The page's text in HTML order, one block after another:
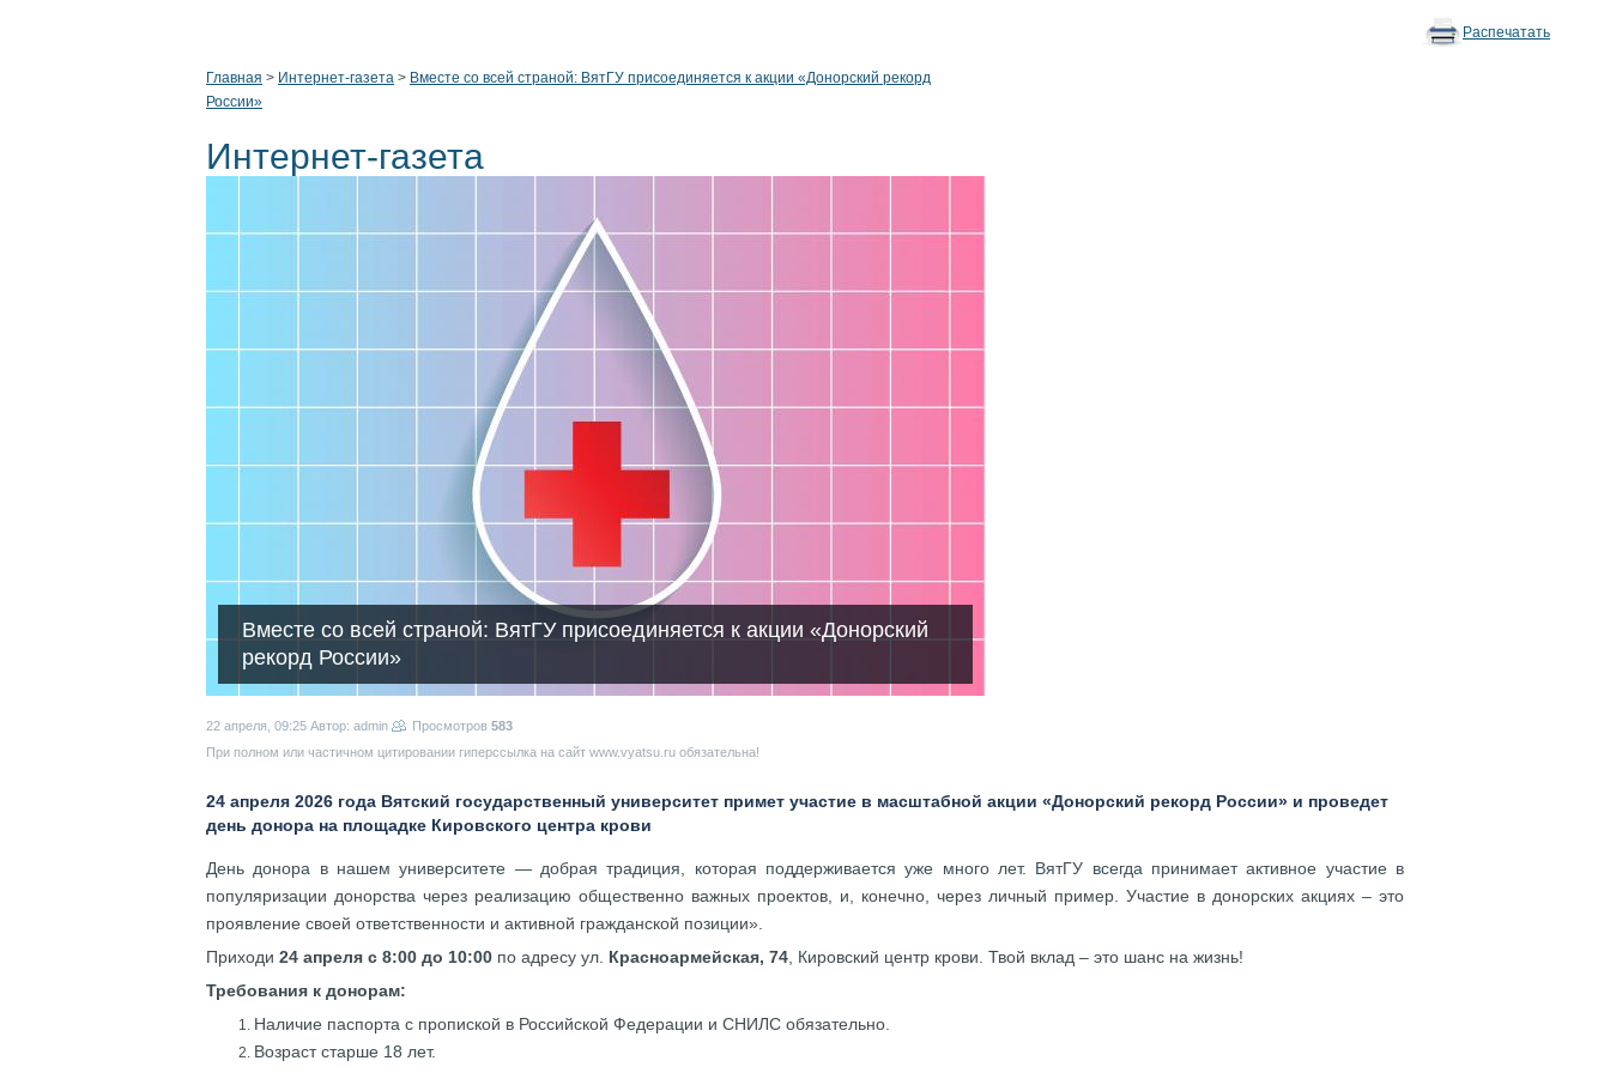
Распечатать
Главная > Интернет-газета > Вместе со всей страной: ВятГУ присоединяется к акции «Донорский рекорд
России»
Интернет-газета
Вместе со всей страной: ВятГУ присоединяется к акции «Донорский
рекорд России»
22 апреля, 09:25 Автор: admin Просмотров 583
При полном или частичном цитировании гиперссылка на сайт www.vyatsu.ru обязательна!
24 апреля 2026 года Вятский государственный университет примет участие в масштабной акции «Донорский рекорд России» и проведет
день донора на площадке Кировского центра крови
День донора в нашем университете — добрая традиция, которая поддерживается уже много лет. ВятГУ всегда принимает активное участие в
популяризации донорства через реализацию общественно важных проектов, и, конечно, через личный пример. Участие в донорских акциях – это
проявление своей ответственности и активной гражданской позиции».
Приходи 24 апреля с 8:00 до 10:00 по адресу ул. Красноармейская, 74 , Кировский центр крови. Твой вклад – это шанс на жизнь!
Требования к донорам:
Наличие паспорта с пропиской в Российской Федерации и СНИЛС обязательно.
Возраст старше 18 лет.